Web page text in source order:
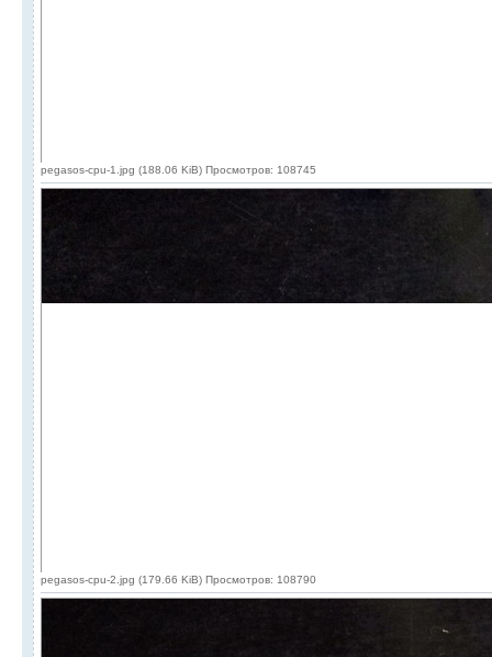
pegasos-cpu-1.jpg (188.06 KiB) Просмотров: 108745
pegasos-cpu-2.jpg (179.66 KiB) Просмотров: 108790